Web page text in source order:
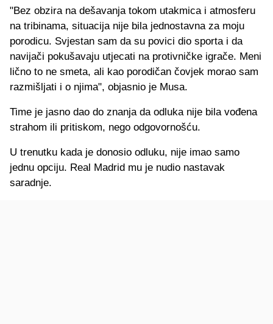
"Bez obzira na dešavanja tokom utakmica i atmosferu
na tribinama, situacija nije bila jednostavna za moju
porodicu. Svjestan sam da su povici dio sporta i da
navijači pokušavaju utjecati na protivničke igrače. Meni
lično to ne smeta, ali kao porodičan čovjek morao sam
razmišljati i o njima", objasnio je Musa.
Time je jasno dao do znanja da odluka nije bila vođena
strahom ili pritiskom, nego odgovornošću.
U trenutku kada je donosio odluku, nije imao samo
jednu opciju. Real Madrid mu je nudio nastavak
saradnje.